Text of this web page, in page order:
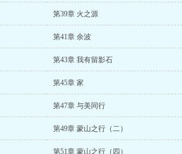
第39章 火之源
第41章 余波
第43章 我有留影石
第45章 家
第47章 与美同行
第49章 蒙山之行（二）
第51章 蒙山之行（四）